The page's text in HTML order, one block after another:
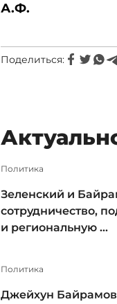
А.Ф.
Поделиться:
Политика
Зеленский и
сотрудничество,
и региональную ...
Политика
Джейхун Байрамов